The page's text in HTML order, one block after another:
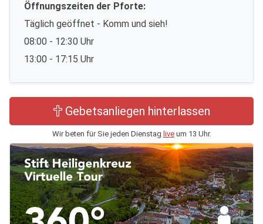
Öffnungszeiten der Pforte:
Täglich geöffnet - Komm und sieh!
08:00 - 12:30 Uhr
13:00 - 17:15 Uhr
Gebetsanliegen hinterlassen
Wir beten für Sie jeden Dienstag liveum 13 Uhr.